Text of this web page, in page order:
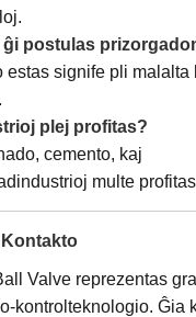
ĝi postulas
estas signife pli malalta
plej profitas?
cemento, kaj
multe
Valve reprezentas
kontrolteknologio. Ĝia